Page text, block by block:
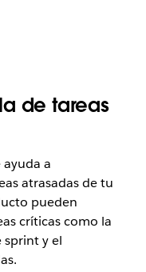
de tareas
a
atrasadas de tu
pueden
críticas como la
sprint y el